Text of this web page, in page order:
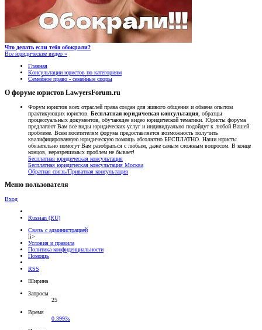
Что делать если тебя обокрали?
Все юридические видео »
Главная
Консультации юристов по категориям
Семейное право - семейные споры
О форуме юристов LawyersForum.ru
Форум юристов всех отраслей права создан для живого общения и обмена опытом
практикующих юристов. Бесплатная юридическая консультация , образцы
процессуальных документов, обучающее видео юридической тематики. Юристы форума
предлагают Вам все виды юридических услуг и индивидуально подойдут к любой Вашей
проблеме. Всем посетителям форума предоставляется возможность получить
квалифицированную юридическую помощь абсолютно БЕСПЛАТНО. Наши юристы
обязательно помогут Вам разобраться с любым, даже самым сложным вопросом. В конце
концов, неразрешимых проблем не бывает!
Бесплатная юридическая консультация
Бесплатная юридическая консультация Москва
Обратная связь/Приватная консультация
Меню пользователя
Вход
Russian (RU)
Связь с администрацией
li>
Условия и правила
Политика конфиденциальности
Помощь
RSS
Ширина
Запросы
25
Время
0.3993s